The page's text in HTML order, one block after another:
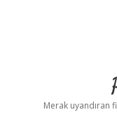
Merak uyandıran